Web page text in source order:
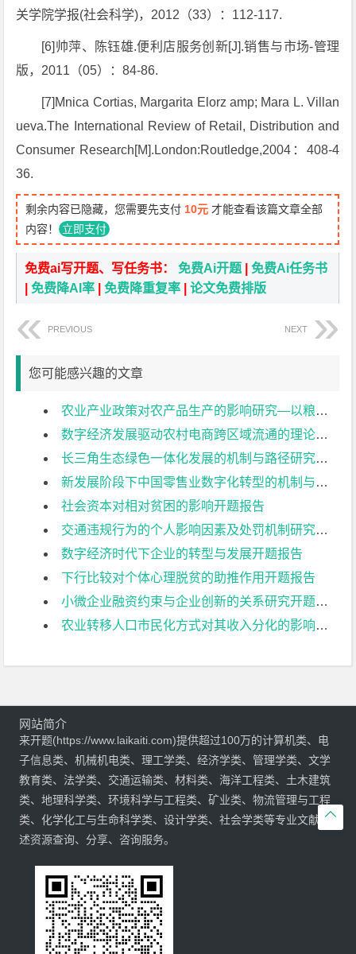
关学院学报(社会科学)，2012（33）：112-117.
[6]帅萍、陈钰雄.便利店服务创新[J].销售与市场-管理
版，2011（05）：84-86.
[7]Mnica Cortias, Margarita Elorz amp; Mara L. Villan
ueva.The International Review of Retail, Distribution and
Consumer Research[M].London:Routledge,2004：408-4
36.
剩余内容已隐藏，您需要先支付 10元 才能查看该篇文章全部
内容！ 立即支付
免费ai写开题、写任务书：免费Ai开题 |免费Ai任务书
|免费降AI率 |免费降重复率 |论文免费排版
PREVIOUS NEXT
您可能感兴趣的文章
农业产业政策对农产品生产的影响研究—以粮食生产为例开题报告
数字经济发展驱动农村电商跨区域流通的理论与实证研究开题报告
长三角生态绿色一体化发展的机制与路径研究开题报告
新发展阶段下中国零售业数字化转型的机制与路径研究——以山东曹县为例开题报告
社会资本对相对贫困的影响开题报告
交通违规行为的个人影响因素及处罚机制研究开题报告
数字经济时代下企业的转型与发展开题报告
下行比较对个体心理脱贫的助推作用开题报告
小微企业融资约束与企业创新的关系研究开题报告
农业转移人口市民化方式对其收入分化的影响研究开题报告

网站简介
来开题(https://www.laikaiti.com)提供超过100万的计算机类、电
子信息类、机械机电类、理工学类、经济学类、管理学类、文学
教育类、法学类、交通运输类、材料类、海洋工程类、土木建筑
类、地理科学类、环境科学与工程类、矿业类、物流管理与工程
类、化学化工与生命科学类、设计学类、社会学类等专业文献综
述资源查询、分享、咨询服务。